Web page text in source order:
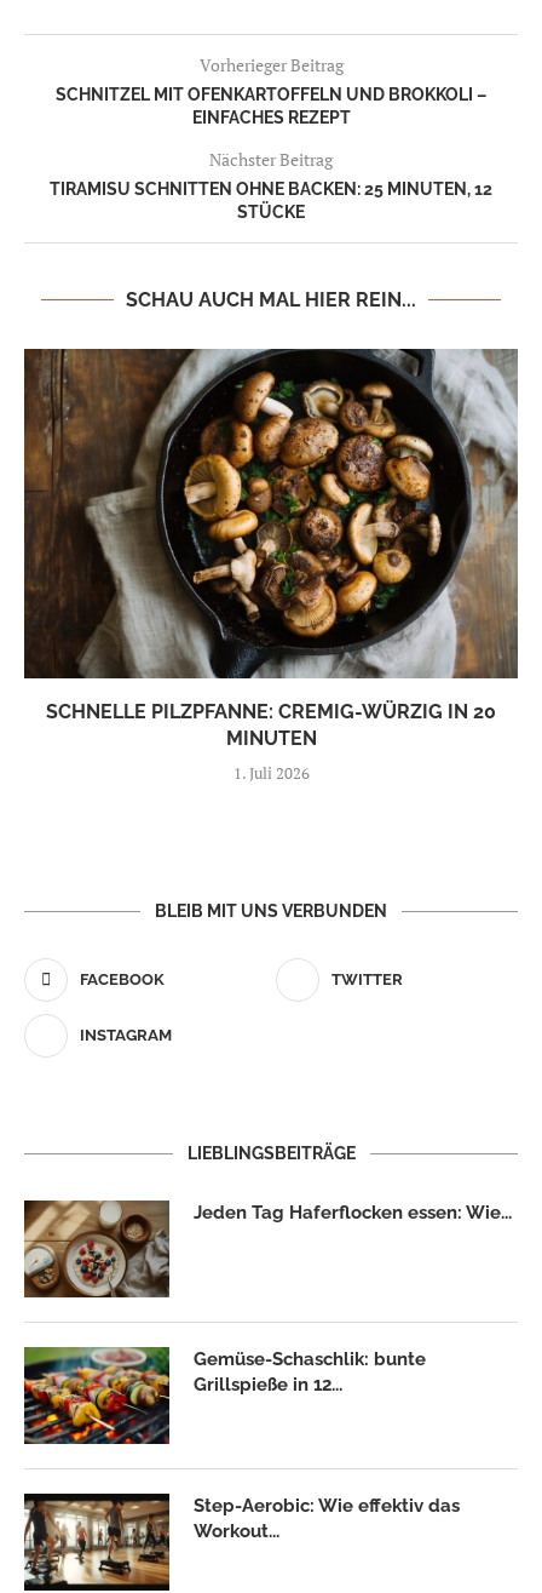
Vorherieger Beitrag
SCHNITZEL MIT OFENKARTOFFELN UND BROKKOLI –
EINFACHES REZEPT
Nächster Beitrag
TIRAMISU SCHNITTEN OHNE BACKEN: 25 MINUTEN, 12
STÜCKE
SCHAU AUCH MAL HIER REIN...
SCHNELLE PILZPFANNE: CREMIG-WÜRZIG IN 20
MINUTEN
1. Juli 2026
BLEIB MIT UNS VERBUNDEN
FACEBOOK TWITTER
INSTAGRAM
LIEBLINGSBEITRÄGE
Jeden Tag Haferflocken essen: Wie...
Gemüse-Schaschlik: bunte
Grillspieße in 12...
Step-Aerobic: Wie effektiv das
Workout...